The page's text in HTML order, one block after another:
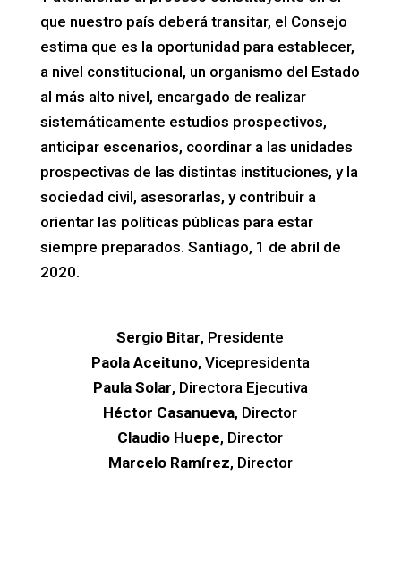
que nuestro país deberá transitar, el Consejo
estima que es la oportunidad para establecer,
a nivel constitucional, un organismo del Estado
al más alto nivel, encargado de realizar
sistemáticamente estudios prospectivos,
anticipar escenarios, coordinar a las unidades
prospectivas de las distintas instituciones, y la
sociedad civil, asesorarlas, y contribuir a
orientar las políticas públicas para estar
siempre preparados. Santiago, 1 de abril de
2020.
Sergio Bitar, Presidente
Paola Aceituno, Vicepresidenta
Paula Solar, Directora Ejecutiva
Héctor Casanueva, Director
Claudio Huepe, Director
Marcelo Ramírez, Director